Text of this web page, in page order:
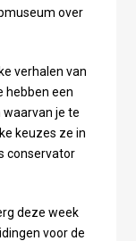
over
verhalen van
hebben een
je te
keuzes ze in
conservator
deze week
voor de